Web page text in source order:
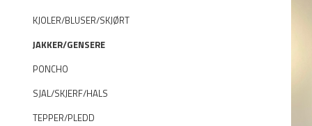
KJOLER/BLUSER/SKJØRT
JAKKER/GENSERE
PONCHO
SJAL/SKJERF/HALS
TEPPER/PLEDD